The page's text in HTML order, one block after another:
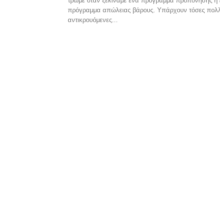
πρόγραμμα απώλειας βάρους. Υπάρχουν τόσες
αντικρουόμενες...